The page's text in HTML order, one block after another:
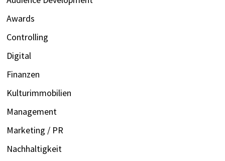
Awards
Controlling
Digital
Finanzen
Kulturimmobilien
Management
Marketing / PR
Nachhaltigkeit